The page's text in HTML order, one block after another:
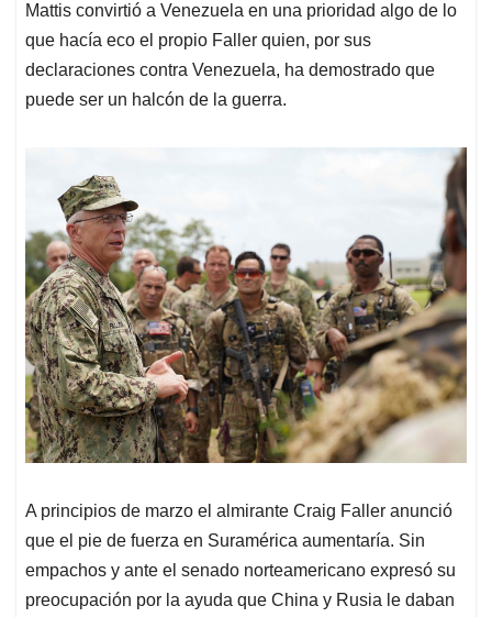
Mattis convirtió a Venezuela en una prioridad algo de lo
que hacía eco el propio Faller quien, por sus
declaraciones contra Venezuela, ha demostrado que
puede ser un halcón de la guerra.
A principios de marzo el almirante Craig Faller anunció
que el pie de fuerza en Suramérica aumentaría. Sin
empachos y ante el senado norteamericano expresó su
preocupación por la ayuda que China y Rusia le daban